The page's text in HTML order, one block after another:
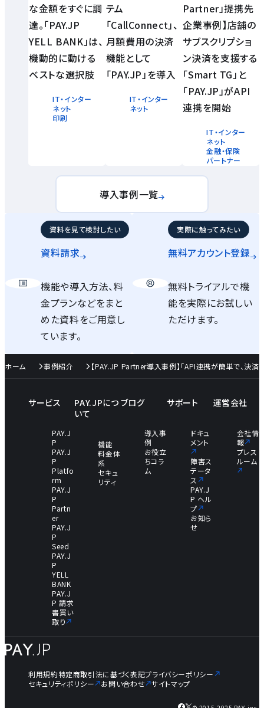
な金額をすぐに調
達。「PAY.JP
YELL BANK」は、
機動的に動ける
ベストな選択肢
IT・インター
ネット
印刷
テム
「CallConnect」、
月額費用の決済
機能として
「PAY.JP」を導入
IT・インター
ネット
Partner」提携先
企業事例】店舗の
サブスクリプショ
ン決済を支援する
「Smart TG」と
「PAY.JP」がAPI
連携を開始
IT・インター
ネット
金融・保険
パートナー
導入事例一覧
資料を見て検討したい
資料請求
機能や導入方法、料
金プランなどをまと
めた資料をご用意し
ています。
実際に触ってみたい
無料アカウント登録
無料トライアルで機
能を実際にお試しい
ただけます。
ホーム 事例紹介 【PAY.JP Partner導入事例】「API連携が簡単で、決
サービス
PAY.J
P
PAY.J
P
Platfo
rm
PAY.J
P
Partn
er
PAY.J
P
Seed
PAY.J
P
YELL
BANK
PAY.J
P 請求
書買い
取り
PAY.JPにつ
いて
機能
料金体
系
セキュ
リティ
ブログ
導入事
例
お役立
ちコラ
ム
サポート
ドキュ
メント
障害ス
テータ
ス
PAY.J
P ヘル
プ
お知ら
せ
運営会社
会社情
報
プレス
ルーム
利用規約特定商取引法に基づく表記プライバシーポリシー
セキュリティポリシー
お問い合わせ サイトマップ